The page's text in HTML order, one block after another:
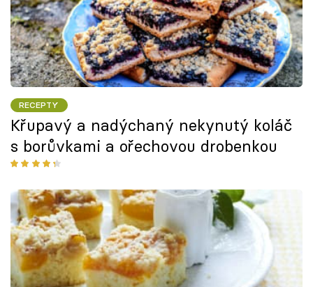
RECEPTY
Křupavý a nadýchaný nekynutý koláč
s borůvkami a ořechovou drobenkou